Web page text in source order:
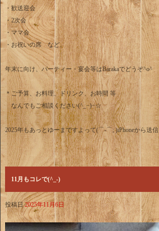
・歓送迎会
・2次会
・ママ会
・お祝いの席 など、
年末に向け、パーティー・宴会等はBarakaでどうぞ^o^
＊ご予算、お料理、ドリンク、お時間 等
なんでもご相談ください(^_−)−☆
2025年もあっとゆーまですよって(⌒-⌒; )iPhoneから送信
11月もコレで(^_-)
投稿日 2025年11月6日